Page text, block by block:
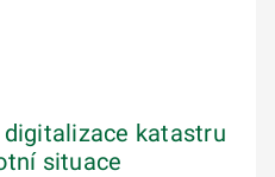
katastru
situace